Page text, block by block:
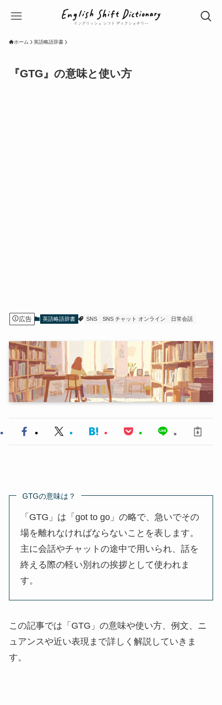
ホーム 英語略語辞書
『GTG』の意味と使い方
広告 英語略語辞書 SNS SNS チャット オンライン 日常会話
GTGの意味は？
「GTG」は「got to go」の略で、急いでその
場を離れなければならないことを表します。
主に会話やチャットの途中で用いられ、話を
終える際の軽い別れの挨拶として使われま
す。
この記事では「GTG」の意味や使い方、例文、ニ
ュアンスや近い表現まで詳しく解説していきま
す。